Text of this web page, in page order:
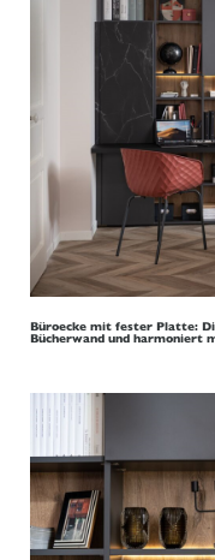
Büroecke mit fester Platte:
Bücherwand und harmoniert